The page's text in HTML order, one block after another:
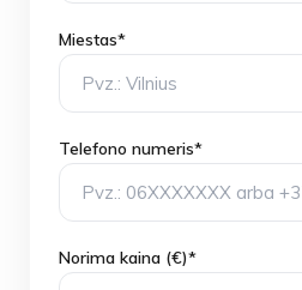
Miestas*
Telefono numeris*
Norima kaina (€)*